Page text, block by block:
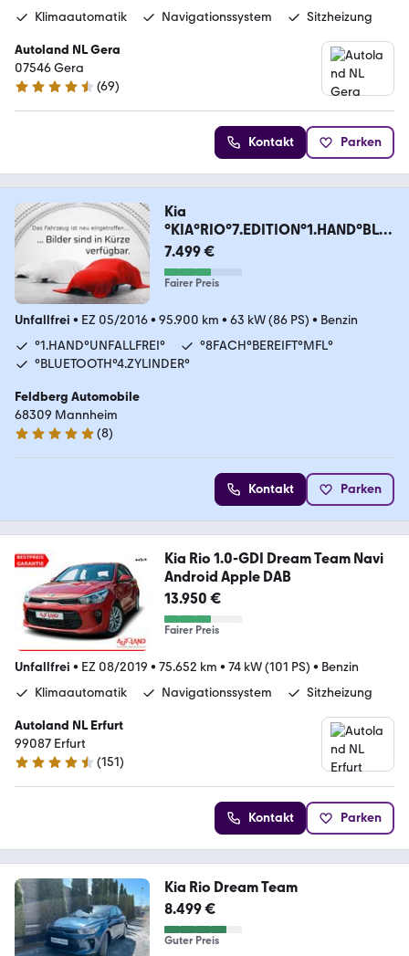
Klimaautomatik
Navigationssystem Sitzheizung
Autoland NL Gera
07546 Gera
4.6 Sterne
(69)
Kontakt Parken
Kia
°KIA°RIO°7.EDITION°1.HAND°BLU
ETOOTH°MFL°
7.499 €
Fairer Preis
Unfallfrei • EZ 05/2016• 95.900 km • 63 kW (86 PS) • Benzin
°1.HAND°UNFALLFREI°
°8FACH°BEREIFT°MFL°
°BLUETOOTH°4.ZYLINDER°
Feldberg Automobile
68309 Mannheim
5 Sterne
(8)
Kontakt Parken
Kia Rio 1.0-GDI Dream Team Navi
Android Apple DAB
13.950 €
Fairer Preis
Unfallfrei • EZ 08/2019 • 75.652 km • 74 kW (101 PS) • Benzin
Klimaautomatik
Navigationssystem Sitzheizung
Autoland NL Erfurt
99087 Erfurt
4.5 Sterne
(151)
Kontakt Parken
Kia Rio Dream Team
8.499 €
Guter Preis